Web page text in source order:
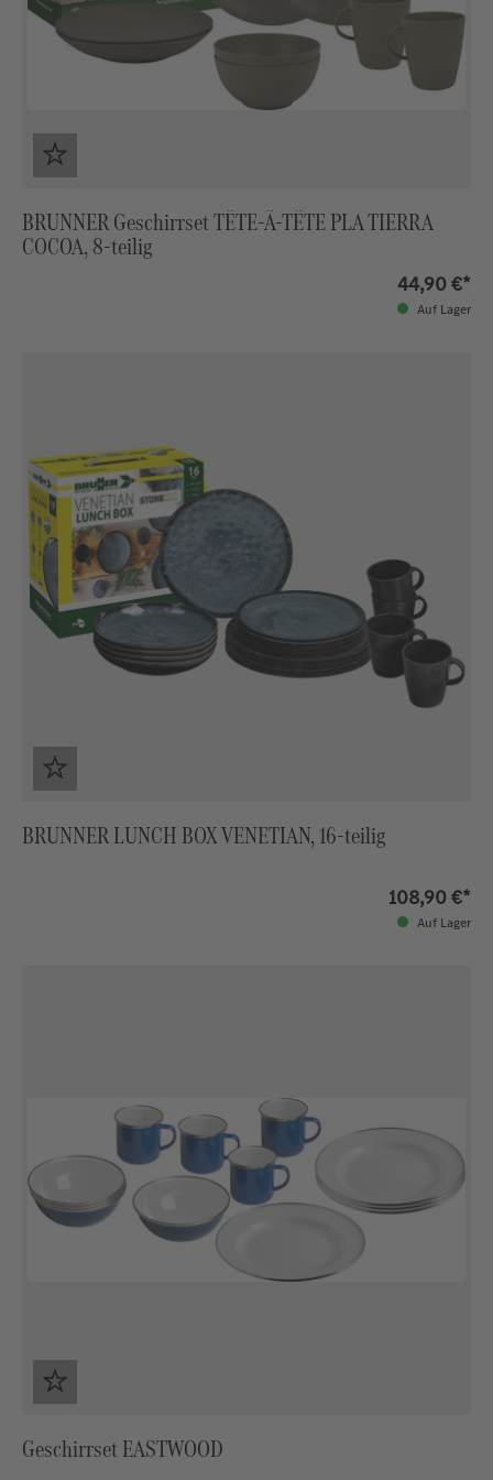
BRUNNER Geschirrset TÊTE-Â-TÊTE PLA TIERRA
COCOA, 8-teilig
44,90 €*
Auf Lager
BRUNNER LUNCH BOX VENETIAN, 16-teilig
108,90 €*
Auf Lager
Geschirrset EASTWOOD